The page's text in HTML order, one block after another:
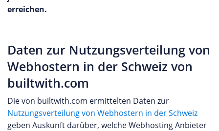
erreichen.
Daten zur Nutzungsverteilung von
Webhostern in der Schweiz von
builtwith.com
Die von builtwith.com ermittelten Daten zur
Nutzungsverteilung von Webhostern in der Schweiz
geben Auskunft darüber, welche Webhosting Anbieter